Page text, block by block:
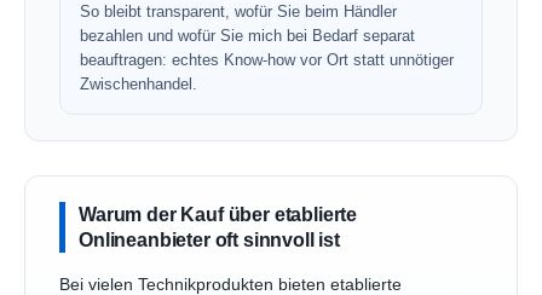
So bleibt transparent, wofür Sie beim Händler
bezahlen und wofür Sie mich bei Bedarf separat
beauftragen: echtes Know-how vor Ort statt unnötiger
Zwischenhandel.
Warum der Kauf über etablierte
Onlineanbieter oft sinnvoll ist
Bei vielen Technikprodukten bieten etablierte